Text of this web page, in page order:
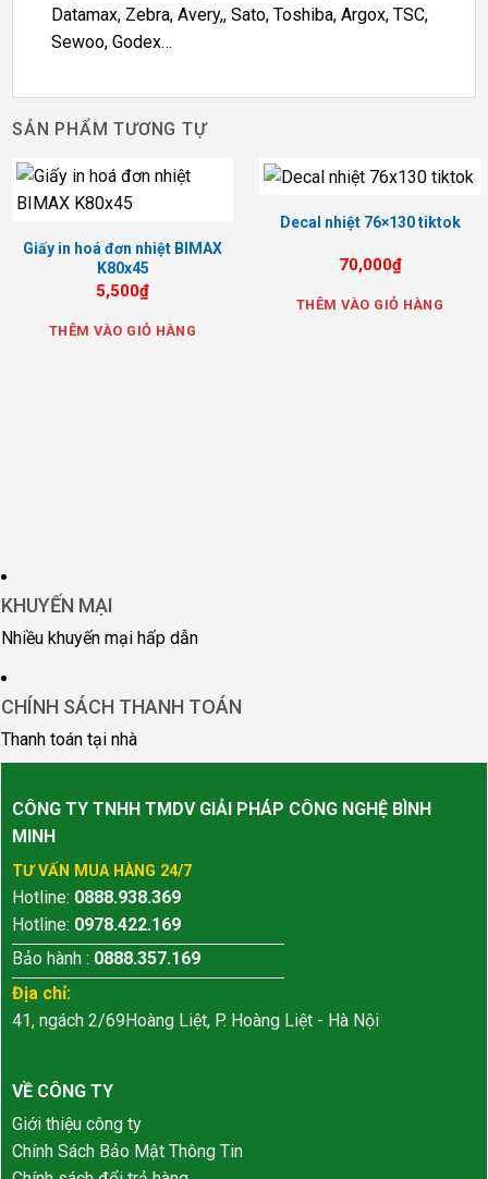
Datamax, Zebra, Avery,, Sato, Toshiba, Argox, TSC,
Sewoo, Godex…
SẢN PHẨM TƯƠNG TỰ
Giấy in hoá đơn nhiệt BIMAX
K80x45
5,500₫
THÊM VÀO GIỎ HÀNG
Decal nhiệt 76×130 tiktok
70,000₫
THÊM VÀO GIỎ HÀNG
KHUYẾN MẠI
Nhiều khuyến mại hấp dẫn
CHÍNH SÁCH THANH TOÁN
Thanh toán tại nhà
CÔNG TY TNHH TMDV GIẢI PHÁP CÔNG NGHỆ BÌNH
MINH
TƯ VẤN MUA HÀNG 24/7
Hotline: 0888.938.369
Hotline: 0978.422.169
Bảo hành : 0888.357.169
Địa chỉ:
41, ngách 2/69Hoàng Liệt, P. Hoàng Liệt - Hà Nội
VỀ CÔNG TY
Giới thiệu công ty
Chính Sách Bảo Mật Thông Tin